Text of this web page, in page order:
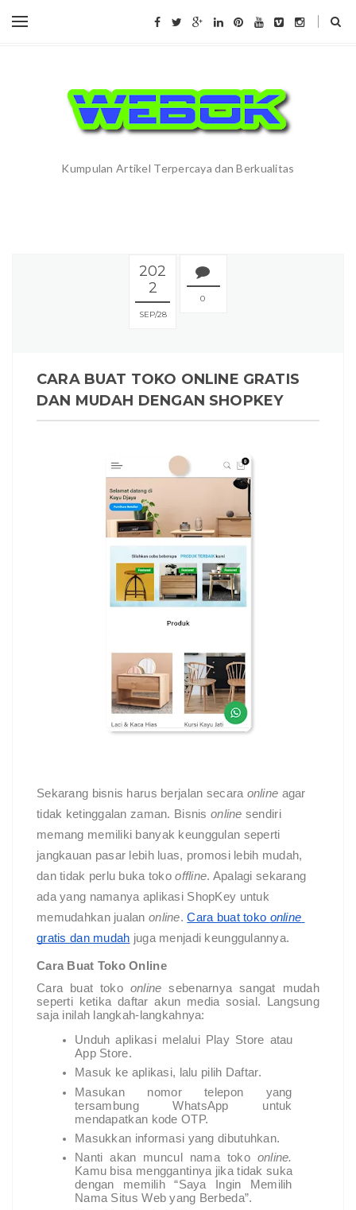
Kumpulan Artikel Terpercaya dan Berkualitas
202
2
SEP 28
0
CARA BUAT TOKO ONLINE GRATIS
DAN MUDAH DENGAN SHOPKEY
Sekarang bisnis harus berjalan secara online agar
tidak ketinggalan zaman. Bisnis online sendiri
memang memiliki banyak keunggulan seperti
jangkauan pasar lebih luas, promosi lebih mudah,
dan tidak perlu buka toko offline. Apalagi sekarang
ada yang namanya aplikasi ShopKey untuk
memudahkan jualan online. Cara buat toko
gratis dan mudah juga menjadi keunggulannya.
Cara Buat Toko Online
Cara buat toko online sebenarnya sangat mudah
seperti ketika daftar akun media sosial. Langsung
saja inilah langkah-langkahnya:
Unduh aplikasi melalui Play Store atau
App Store.
Masuk ke aplikasi, lalu pilih Daftar.
Masukan nomor telepon yang
tersambung WhatsApp untuk
mendapatkan kode OTP.
Masukkan informasi yang dibutuhkan.
Nanti akan muncul nama toko
Kamu bisa menggantinya jika tidak suka
dengan memilih “Saya Ingin Memilih
Nama Situs Web yang Berbeda”.